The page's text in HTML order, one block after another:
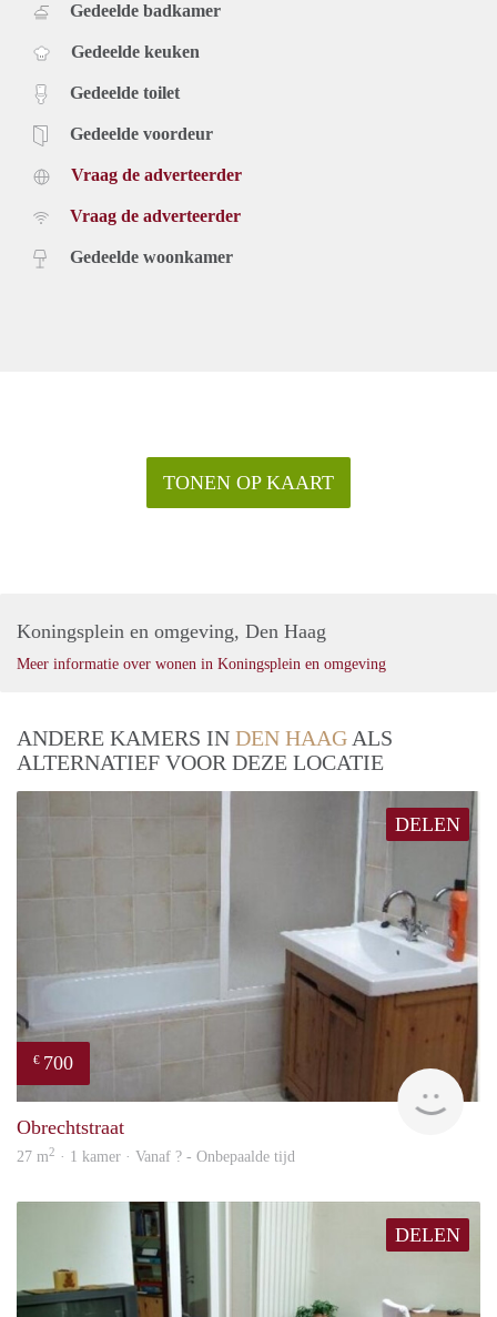
Gedeelde badkamer
Gedeelde keuken
Gedeelde toilet
Gedeelde voordeur
Vraag de adverteerder
Vraag de adverteerder
Gedeelde woonkamer
TONEN OP KAART
Koningsplein en omgeving, Den Haag
Meer informatie over wonen in Koningsplein en omgeving
ANDERE KAMERS IN DEN HAAG ALS
ALTERNATIEF VOOR DEZE LOCATIE
DELEN
€ 700
rent
Obrechtstraat
27 m2 · 1 kamer · Vanaf ? - Onbepaalde tijd
DELEN